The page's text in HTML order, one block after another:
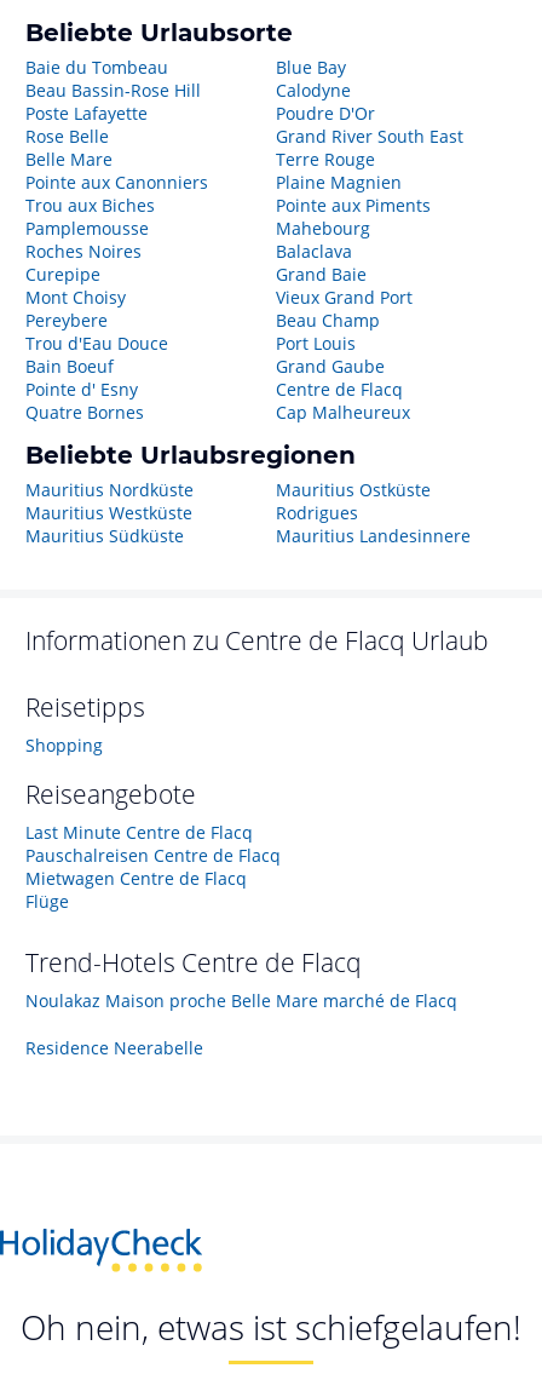
Beliebte Urlaubsorte
Baie du Tombeau
Beau Bassin-Rose Hill
Poste Lafayette
Rose Belle
Belle Mare
Pointe aux Canonniers
Trou aux Biches
Pamplemousse
Roches Noires
Curepipe
Mont Choisy
Pereybere
Trou d'Eau Douce
Bain Boeuf
Pointe d' Esny
Quatre Bornes
Blue Bay
Calodyne
Poudre D'Or
Grand River South East
Terre Rouge
Plaine Magnien
Pointe aux Piments
Mahebourg
Balaclava
Grand Baie
Vieux Grand Port
Beau Champ
Port Louis
Grand Gaube
Centre de Flacq
Cap Malheureux
Beliebte Urlaubsregionen
Mauritius Nordküste
Mauritius Westküste
Mauritius Südküste
Mauritius Ostküste
Rodrigues
Mauritius Landesinnere
Informationen zu Centre de Flacq Urlaub
Reisetipps
Shopping
Reiseangebote
Last Minute Centre de Flacq
Pauschalreisen Centre de Flacq
Mietwagen Centre de Flacq
Flüge
Trend-Hotels Centre de Flacq
Noulakaz Maison proche Belle Mare marché de Flacq
Residence Neerabelle
Oh nein, etwas ist schiefgelaufen!